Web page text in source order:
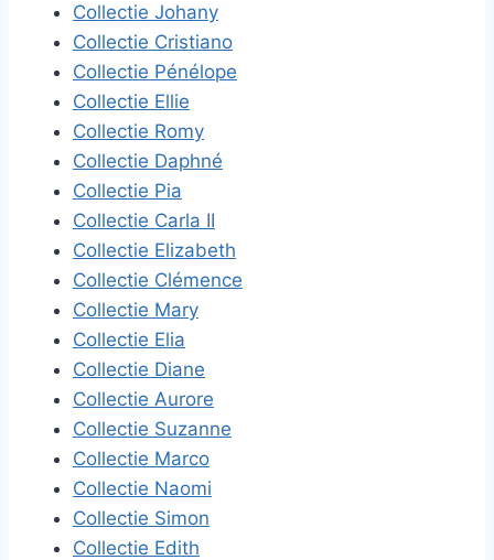
Collectie Johany
Collectie Cristiano
Collectie Pénélope
Collectie Ellie
Collectie Romy
Collectie Daphné
Collectie Pia
Collectie Carla II
Collectie Elizabeth
Collectie Clémence
Collectie Mary
Collectie Elia
Collectie Diane
Collectie Aurore
Collectie Suzanne
Collectie Marco
Collectie Naomi
Collectie Simon
Collectie Edith